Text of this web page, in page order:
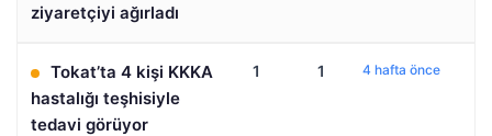
ziyaretçiyi ağırladı
Tokat’ta 4 kişi KKKA
hastalığı teşhisiyle
tedavi görüyor
1 1 4 hafta önce